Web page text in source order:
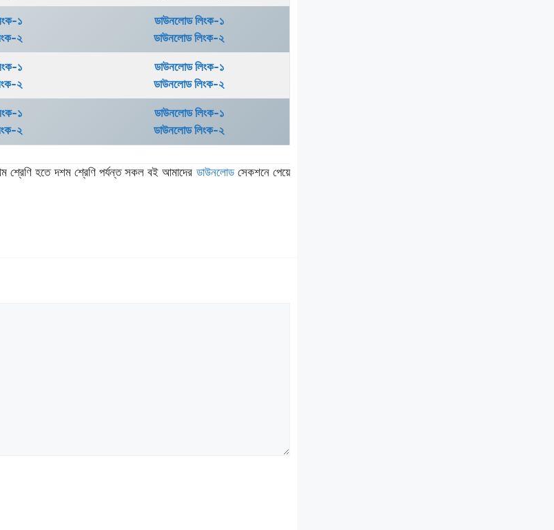
১
২
ডাউনলোড লিংক-১
ডাউনলোড লিংক-২
১
২
ডাউনলোড লিংক-১
ডাউনলোড লিংক-২
১
২
ডাউনলোড লিংক-১
ডাউনলোড লিংক-২
শ্রেণি হতে দশম শ্রেণি পর্যন্ত সকল বই আমাদের ডাউনলোডসেকশনে পেয়ে